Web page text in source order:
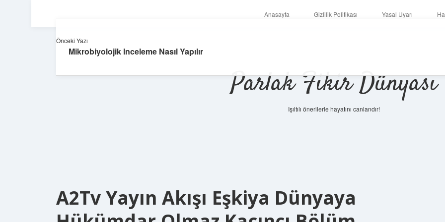
Anasayfa Gizlilik Politikası Yasal Uyarı
Parlak Fikir Dünyası
Işıltılı önerilerle hayatını canlandır!
A2Tv Yayın Akışı Eşkiya Dünyaya
Önceki Yazı
Mikrobiyolojik Inceleme Nasıl Yapılır